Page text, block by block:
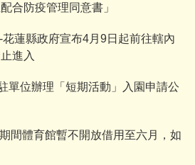
合防疫管理同意書」
花蓮縣政府宣布4月9日起前往轄內
進入
單位辦理「短期活動」入園申請公
間體育館暫不開放借用至六月，如